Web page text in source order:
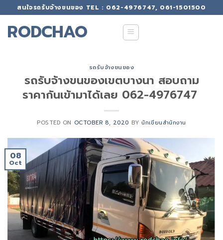
to
content
สนใจรถรับจ้างขนของ TEL : 062-4976747, 061-1501500
RODCHAO
รถรับจ้างขนของ
รถรับจ้างขนของเขตบางนา สอบถาม
ราคากันเข้ามาได้เลย 062-4976747
POSTED ON OCTOBER 8, 2020 BYนักเขียนสำนักงาน
08
Oct